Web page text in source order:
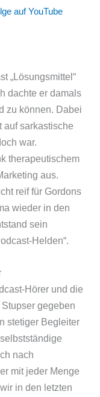
auf YouTube
„Lösungsmittel“
dachte er damals
zu können. Dabei
auf sarkastische
war.
therapeutischem
aus.
reif für Gordons
wieder in den
sein
Helden“.
Hörer und die
gegeben
stetiger Begleiter
nach
mit jeder Menge
in den letzten